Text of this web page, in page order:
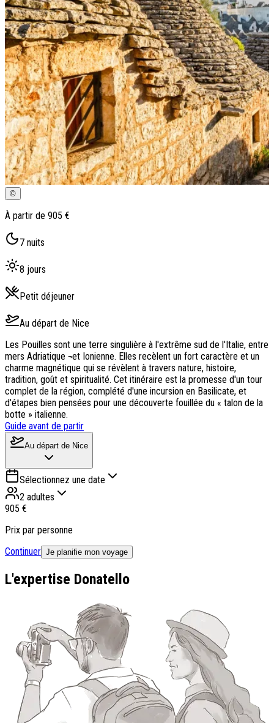
Notre histoire
Pourquoi voyager avec nous ?
Tourisme responsable
Nos brochures
Contactez-nous
Satisfaction client
Rejoignez-nous
©
À partir de 905 €
7 nuits
8 jours
Petit déjeuner
Au départ de Nice
Les Pouilles sont une terre singulière à l'extrême sud de l'Italie, entre
mers Adriatique ¬et Ionienne. Elles recèlent un fort caractère et un
charme magnétique qui se révèlent à travers nature, histoire,
tradition, goût et spiritualité. Cet itinéraire est la promesse d'un tour
complet de la région, complété d'une incursion en Basilicate, et
d'étapes bien pensées pour une découverte fouillée du « talon de la
botte » italienne.
Guide avant de partir
Au départ de Nice
Sélectionnez une date
2 adultes
905 €
Prix par personne
Continuer Je planifie mon voyage
L'expertise Donatello